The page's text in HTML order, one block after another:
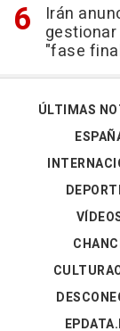
Irán
"fase
ÚLTIMAS